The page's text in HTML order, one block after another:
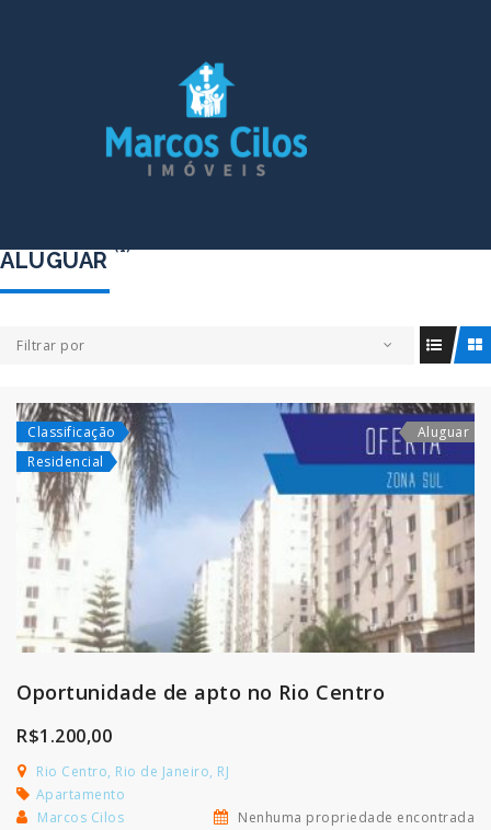
ALUGUAR (1)
Filtrar por
Classificação
Residencial
Aluguar
Oportunidade de apto no Rio Centro
R$1.200,00
Rio Centro, Rio de Janeiro, RJ
Apartamento
Marcos Cilos
Nenhuma propriedade encontrada